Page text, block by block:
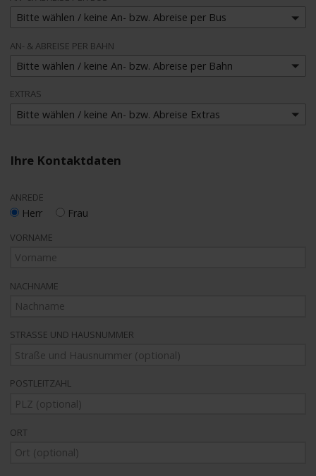
Bitte wählen / keine An- bzw. Abreise per Bus
AN- & ABREISE PER BAHN
Bitte wählen / keine An- bzw. Abreise per Bahn
EXTRAS
Bitte wählen / keine An- bzw. Abreise Extras
Ihre Kontaktdaten
ANREDE
Herr Frau
VORNAME
NACHNAME
STRASSE UND HAUSNUMMER
POSTLEITZAHL
ORT